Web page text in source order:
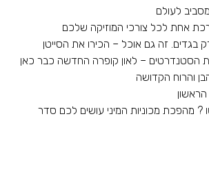
לעולם
אחת לכל צורכי המוזיקה שלכם
בגדים. זה גם אוכל – הכירו את הסייטן
הסטנדרטים – לאון קופרה החדשה כבר כאן
והרוח הקדושה
? מהפכת מכוניות המיני עושים לכם סדר